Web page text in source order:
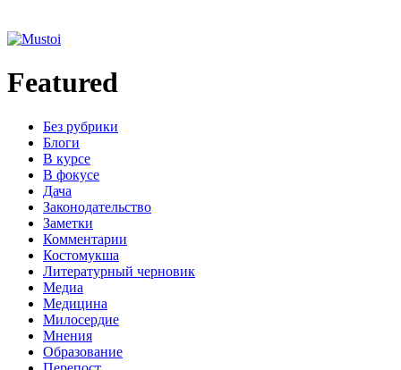
Featured
Без рубрики
Блоги
В курсе
В фокусе
Дача
Законодательство
Заметки
Комментарии
Костомукша
Литературный черновик
Медиа
Медицина
Милосердие
Мнения
Образование